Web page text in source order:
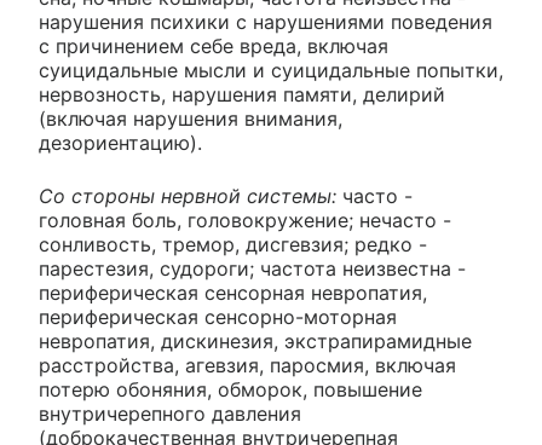
нарушения психики с нарушениями поведения
с причинением себе вреда, включая
суицидальные мысли и суицидальные попытки,
нервозность, нарушения памяти, делирий
(включая нарушения внимания,
дезориентацию).
Со стороны нервной системы: часто -
головная боль, головокружение; нечасто -
сонливость, тремор, дисгевзия; редко -
парестезия, судороги; частота неизвестна -
периферическая сенсорная невропатия,
периферическая сенсорно-моторная
невропатия, дискинезия, экстрапирамидные
расстройства, агевзия, паросмия, включая
потерю обоняния, обморок, повышение
внутричерепного давления
(доброкачественная внутричерепная